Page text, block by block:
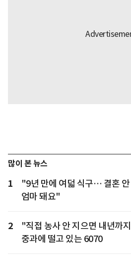
많이 본 뉴스
1
"9년 만에 여덟 식구… 결혼 안
엄마 돼요"
2
"직접 농사 안 지으면 내년까
중과에 떨고 있는 6070